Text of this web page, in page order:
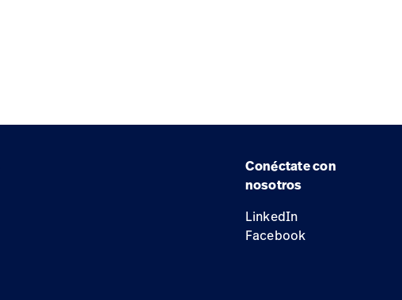
Conéctate con
nosotros
LinkedIn
Facebook